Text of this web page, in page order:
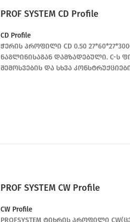
PROF SYSTEM CD Profile
CD Profile
ჭერის პროფილი CD 0.50
ნაგლინისაგან დამზადებული. C-ს
შემოსვების და სხვა
PROF SYSTEM CW Profile
CW Profile
PROFSYSTEM ტიხრის პროფილი